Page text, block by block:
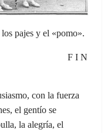
pajes y el «pomo».
F I N
con la fuerza
el gentío se
la alegría, el